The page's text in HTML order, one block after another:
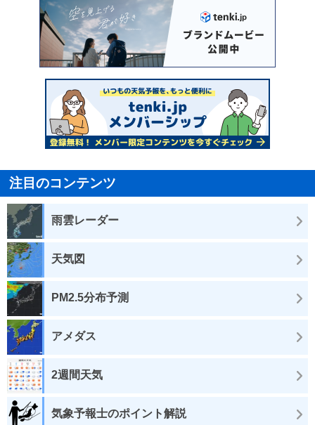
注目のコンテンツ
雨雲レーダー
天気図
PM2.5分布予測
アメダス
2週間天気
気象予報士のポイント解説